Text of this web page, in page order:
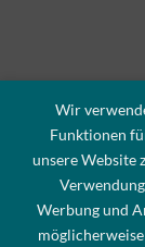
Wir
Funktionen
unsere Website
Werbung und